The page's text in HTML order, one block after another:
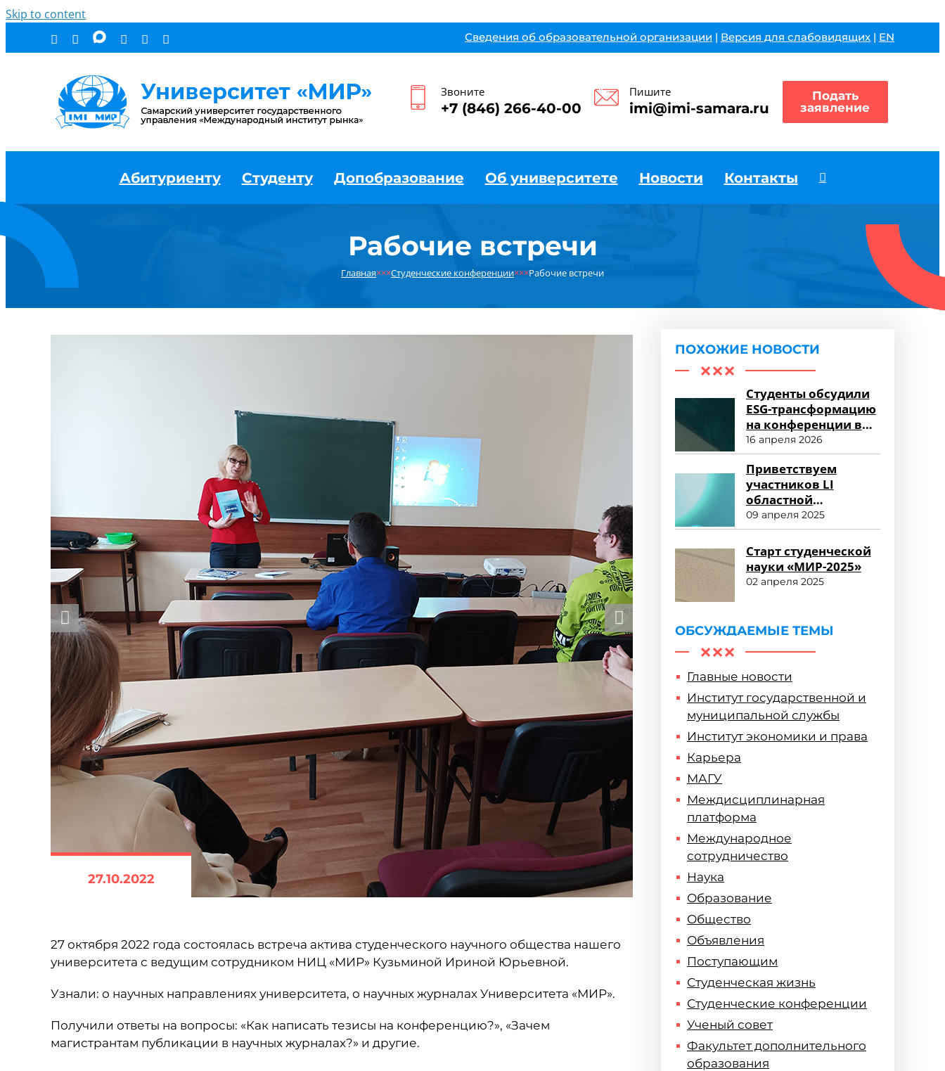
Skip to content
Сведения об образовательной организации | Версия для слабовидящих | EN
Звоните
+7 (846) 266-40-00
Пишите
imi@imi-samara.ru
Подать
заявление
Абитуриенту Студенту Допобразование Об университете Новости Контакты
Рабочие встречи
Главная×××Студенческие конференции×××Рабочие встречи
27.10.2022
27 октября 2022 года состоялась встреча актива студенческого научного общества нашего
университета с ведущим сотрудником НИЦ «МИР» Кузьминой Ириной Юрьевной.
Узнали: о научных направлениях университета, о научных журналах Университета «МИР».
Получили ответы на вопросы: «Как написать тезисы на конференцию?», «Зачем
магистрантам публикации в научных журналах?» и другие.
ПОХОЖИЕ НОВОСТИ
Студенты обсудили
ESG-трансформацию
на конференции в
Университете «МИР»
16 апреля 2026
Приветствуем
участников LI
областной
студенческой
научной
конференции!
09 апреля 2025
Старт студенческой
науки «МИР-2025»
02 апреля 2025
ОБСУЖДАЕМЫЕ ТЕМЫ
Главные новости
Институт государственной и
муниципальной службы
Институт экономики и права
Карьера
МАГУ
Междисциплинарная
платформа
Международное
сотрудничество
Наука
Образование
Общество
Объявления
Поступающим
Студенческая жизнь
Студенческие конференции
Ученый совет
Факультет дополнительного
образования